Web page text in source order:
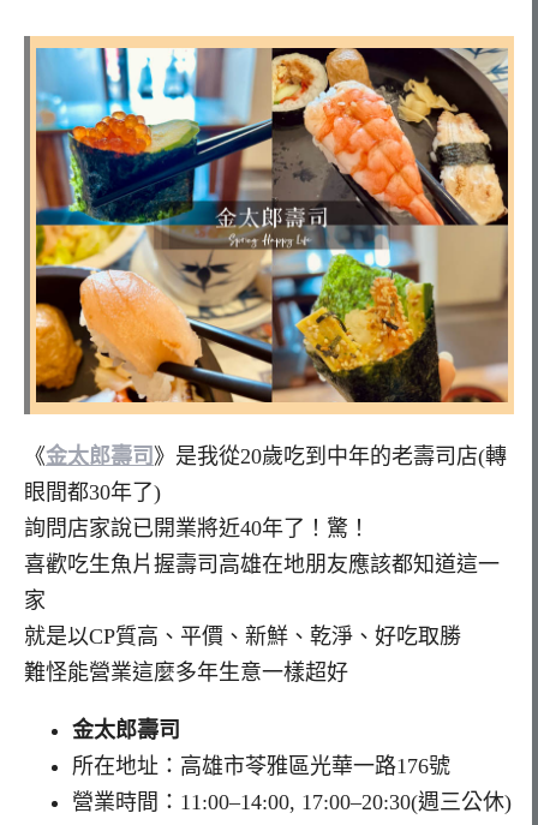
《金太郎壽司 》是我從20歲吃到中年的老壽司店(轉
眼間都30年了)
詢問店家說已開業將近40年了！驚！
喜歡吃生魚片握壽司高雄在地朋友應該都知道這一
家
就是以CP質高、平價、新鮮、乾淨、好吃取勝
難怪能營業這麼多年生意一樣超好
金太郎壽司
所在地址：高雄市苓雅區光華一路176號
營業時間：11:00–14:00, 17:00–20:30(週三公休)